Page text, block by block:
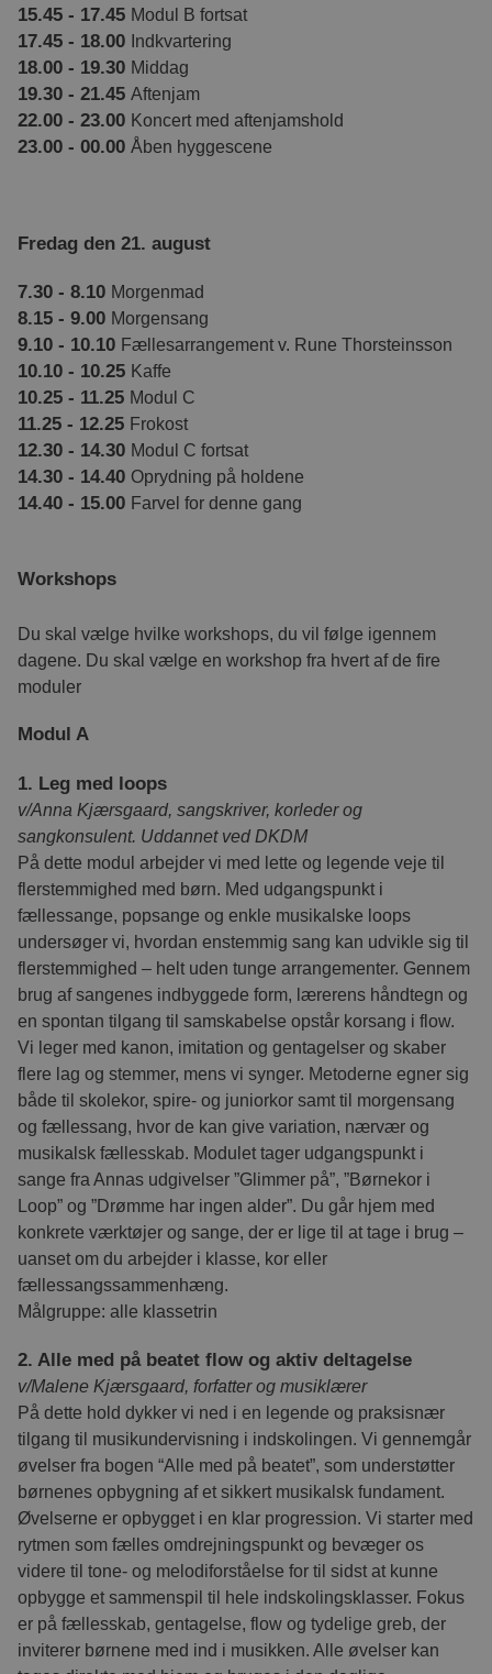
15.45 - 17.45 Modul B fortsat
17.45 - 18.00 Indkvartering
18.00 - 19.30 Middag
19.30 - 21.45 Aftenjam
22.00 - 23.00 Koncert med aftenjamshold
23.00 - 00.00 Åben hyggescene
Fredag den 21. august
7.30 - 8.10 Morgenmad
8.15 - 9.00 Morgensang
9.10 - 10.10 Fællesarrangement v. Rune Thorsteinsson
10.10 - 10.25 Kaffe
10.25 - 11.25 Modul C
11.25 - 12.25 Frokost
12.30 - 14.30 Modul C fortsat
14.30 - 14.40 Oprydning på holdene
14.40 - 15.00 Farvel for denne gang
Workshops
Du skal vælge hvilke workshops, du vil følge igennem
dagene. Du skal vælge en workshop fra hvert af de fire
moduler
Modul A
1. Leg med loops
v/Anna Kjærsgaard, sangskriver, korleder og
sangkonsulent. Uddannet ved DKDM
På dette modul arbejder vi med lette og legende veje til
flerstemmighed med børn. Med udgangspunkt i
fællessange, popsange og enkle musikalske loops
undersøger vi, hvordan enstemmig sang kan udvikle sig til
flerstemmighed – helt uden tunge arrangementer. Gennem
brug af sangenes indbyggede form, lærerens håndtegn og
en spontan tilgang til samskabelse opstår korsang i flow.
Vi leger med kanon, imitation og gentagelser og skaber
flere lag og stemmer, mens vi synger. Metoderne egner sig
både til skolekor, spire- og juniorkor samt til morgensang
og fællessang, hvor de kan give variation, nærvær og
musikalsk fællesskab. Modulet tager udgangspunkt i
sange fra Annas udgivelser ”Glimmer på”, ”Børnekor i
Loop” og ”Drømme har ingen alder”. Du går hjem med
konkrete værktøjer og sange, der er lige til at tage i brug –
uanset om du arbejder i klasse, kor eller
fællessangssammenhæng.
Målgruppe: alle klassetrin
2. Alle med på beatet flow og aktiv deltagelse
v/Malene Kjærsgaard, forfatter og musiklærer
På dette hold dykker vi ned i en legende og praksisnær
tilgang til musikundervisning i indskolingen. Vi gennemgår
øvelser fra bogen “Alle med på beatet”, som understøtter
børnenes opbygning af et sikkert musikalsk fundament.
Øvelserne er opbygget i en klar progression. Vi starter med
rytmen som fælles omdrejningspunkt og bevæger os
videre til tone- og melodiforståelse for til sidst at kunne
opbygge et sammenspil til hele indskolingsklasser. Fokus
er på fællesskab, gentagelse, flow og tydelige greb, der
inviterer børnene med ind i musikken. Alle øvelser kan